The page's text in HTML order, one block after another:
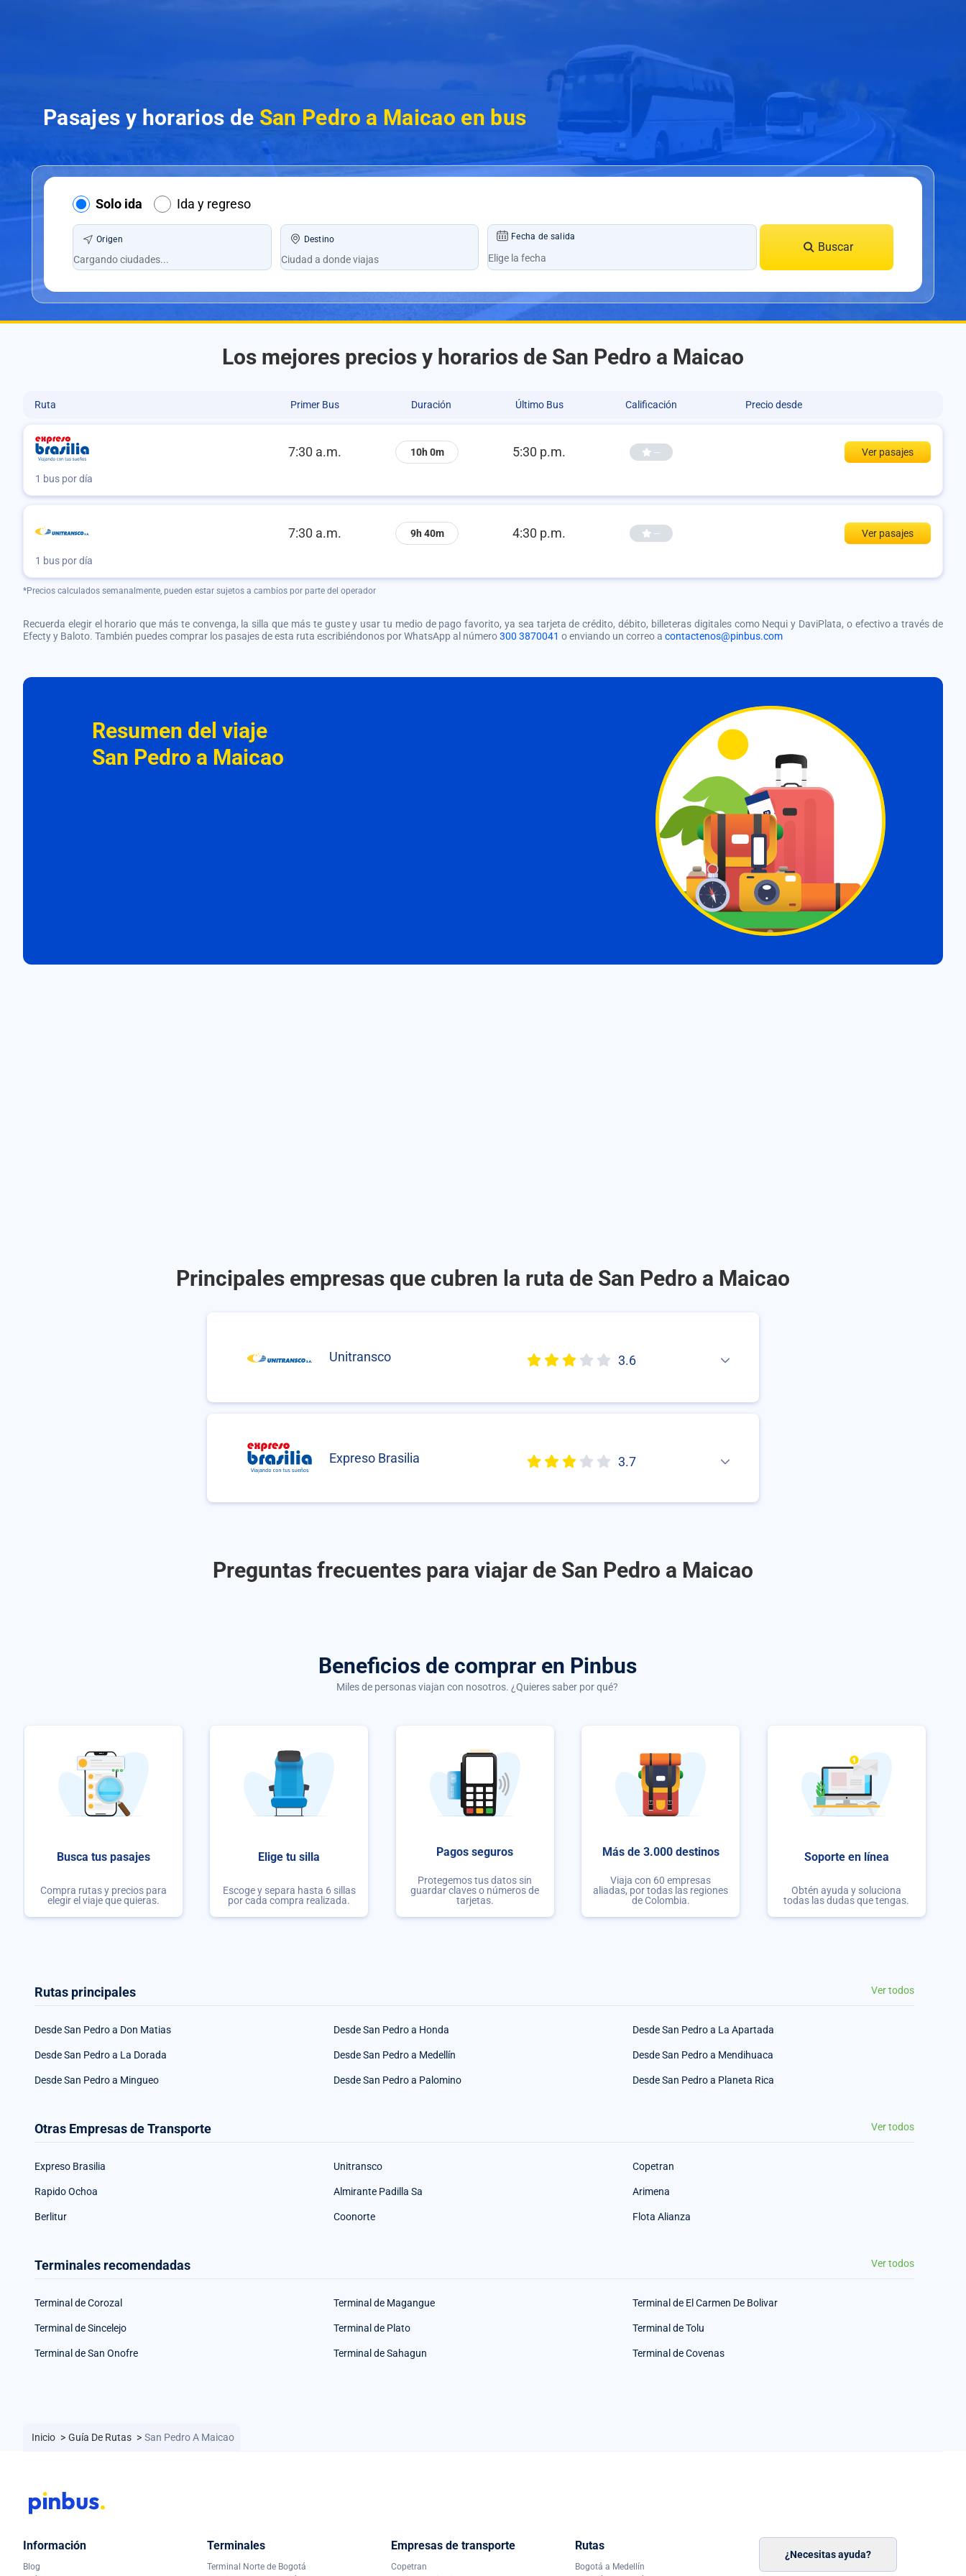
Pasajes y horarios de San Pedro a Maicao en bus
Solo ida Ida y regreso
Origen Destino Fecha de salida
Buscar
Los mejores precios y horarios de San Pedro a Maicao
Ruta Primer Bus Duración Último Bus Calificación Precio desde
7:30 a.m. 10h 0m 5:30 p.m. -- Ver pasajes
1 bus por día
7:30 a.m. 9h 40m 4:30 p.m. -- Ver pasajes
1 bus por día
*Precios calculados semanalmente, pueden estar sujetos a cambios por parte del operador
Recuerda elegir el horario que más te convenga, la silla que más te guste y usar tu medio de pago favorito, ya sea tarjeta de crédito, débito, billeteras digitales como Nequi y DaviPlata, o efectivo a través de
Efecty y Baloto. También puedes comprar los pasajes de esta ruta escribiéndonos por WhatsApp al número300 3870041 o enviando un correo a contactenos@pinbus.com
Resumen del viaje
San Pedro a Maicao
Principales empresas que cubren la ruta de San Pedro a Maicao
Unitransco 3.6
Expreso Brasilia 3.7
Preguntas frecuentes para viajar de San Pedro a Maicao
Beneficios de comprar en Pinbus
Miles de personas viajan con nosotros. ¿Quieres saber por qué?
Busca tus pasajes
Compra rutas y precios para
elegir el viaje que quieras.
Elige tu silla
Escoge y separa hasta 6 sillas
por cada compra realizada.
Pagos seguros
Protegemos tus datos sin
guardar claves o números de
tarjetas.
Más de 3.000 destinos
Viaja con 60 empresas
aliadas, por todas las regiones
de Colombia.
Soporte en línea
Obtén ayuda y soluciona
todas las dudas que tengas.
Rutas principales Ver todos
Desde San Pedro a Don Matias Desde San Pedro a Honda Desde San Pedro a La Apartada
Desde San Pedro a La Dorada Desde San Pedro a Medellín Desde San Pedro a Mendihuaca
Desde San Pedro a Mingueo Desde San Pedro a Palomino Desde San Pedro a Planeta Rica
Otras Empresas de Transporte Ver todos
Expreso Brasilia Unitransco Copetran
Rapido Ochoa Almirante Padilla Sa Arimena
Berlitur Coonorte Flota Alianza
Terminales recomendadas Ver todos
Terminal de Corozal Terminal de Magangue Terminal de El Carmen De Bolivar
Terminal de Sincelejo Terminal de Plato Terminal de Tolu
Terminal de San Onofre Terminal de Sahagun Terminal de Covenas
Inicio > Guía De Rutas > San Pedro A Maicao
Información
Blog
Terminales
Terminal Norte de Bogotá
Empresas de transporte
Copetran
Rutas
Bogotá a Medellín
¿Necesitas ayuda?